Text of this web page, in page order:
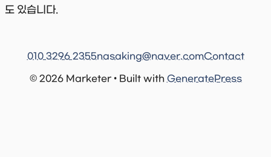
도 있습니다.
© 2026 Marketer • Built with GeneratePress
010 3296 2355nasaking@naver.comContact